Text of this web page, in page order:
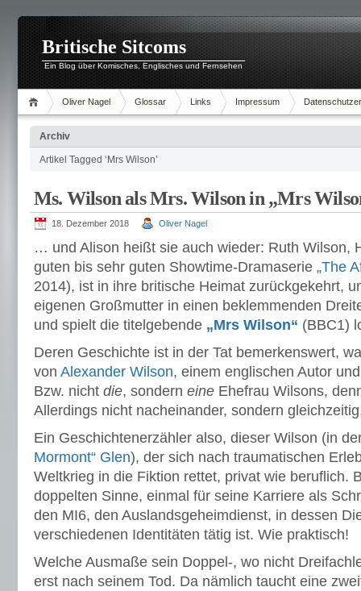
Britische Sitcoms
Ein Blog über Komisches, Englisches und Fernsehen
Oliver Nagel Glossar Links Impressum
Archiv
Artikel Tagged ‘Mrs Wilson’
Ms. Wilson als Mrs. Wilson in „Mrs
18. Dezember 2018 Oliver Nagel
… und Alison heißt sie auch wieder: Ruth Wilson,
guten bis sehr guten Showtime-Dramaserie „The
2014), ist in ihre britische Heimat zurückgekehrt,
eigenen Großmutter in einen beklemmenden
und spielt die titelgebende „Mrs Wilson“ (BBC1)
Deren Geschichte ist in der Tat bemerkenswert,
von Alexander Wilson, einem englischen Autor
Bzw. nicht die, sondern eine Ehefrau Wilsons,
Allerdings nicht nacheinander, sondern
Ein Geschichtenerzähler also, dieser Wilson (in
Mormont“ Glen), der sich nach traumatischen
Weltkrieg in die Fiktion rettet, privat wie beruflich.
doppelten Sinne, einmal für seine Karriere als
den MI6, den Auslandsgeheimdienst, in dessen
verschiedenen Identitäten tätig ist. Wie praktisch!
Welche Ausmaße sein Doppel-, wo nicht
erst nach seinem Tod. Da nämlich taucht eine